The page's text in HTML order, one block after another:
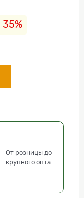
35%
От розницы до
крупного опта